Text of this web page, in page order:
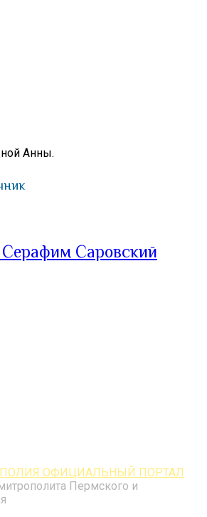
Анны.
Саровский
ОФИЦИАЛЬНЫЙ ПОРТАЛ
Пермского и